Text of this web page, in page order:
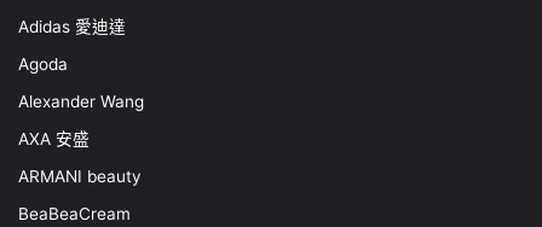
Adidas 愛迪達
Agoda
Alexander Wang
AXA 安盛
ARMANI beauty
BeaBeaCream